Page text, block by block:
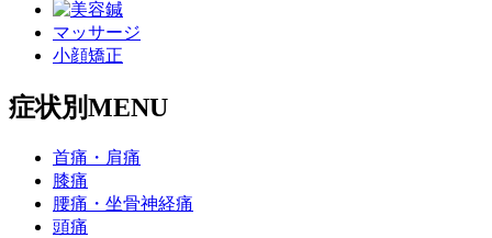
マッサージ
小顔矯正
症状別MENU
首痛・肩痛
膝痛
腰痛・坐骨神経痛
頭痛